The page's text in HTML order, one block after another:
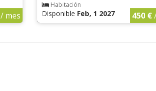
/ mes
Habitación
Disponible Feb, 1 2027 450 €